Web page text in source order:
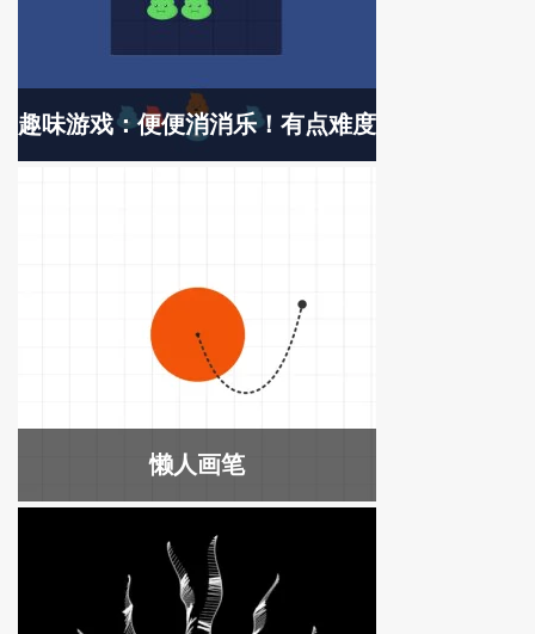
趣味游戏：便便消消乐！有点难度
懒人画笔